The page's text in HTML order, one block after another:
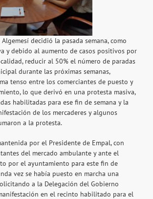
decidió la pasada semana, como
y debido al aumento de casos positivos por
reducir al 50% el número de paradas
durante las próximas semanas,
tenso entre los comerciantes de puesto y
lo que derivó en una protesta masiva,
habilitadas para ese fin de semana y la
de los mercaderes y algunos
a la protesta.
por el Presidente de Empal, con
del mercado ambulante y ante el
por el ayuntamiento para este fin de
vez se había puesto en marcha una
a la Delegación del Gobierno
en el recinto habilitado para el